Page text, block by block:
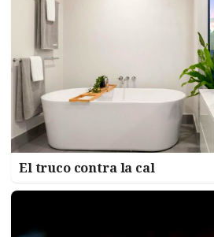
El truco contra la cal